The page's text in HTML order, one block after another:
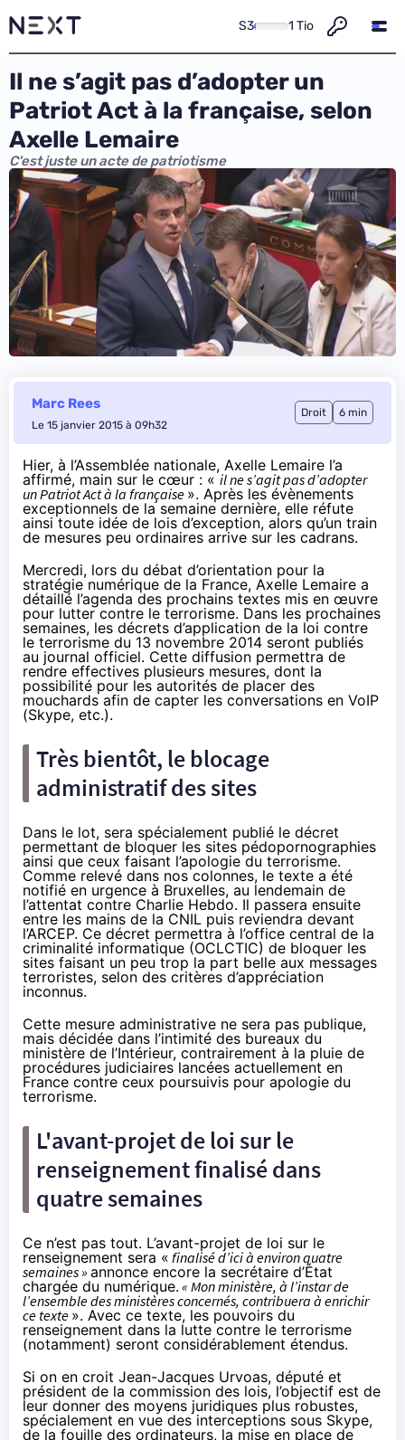
S3 1 Tio
Il ne s’agit pas d’adopter un
Patriot Act à la française, selon
Axelle Lemaire
C'est juste un acte de patriotisme
Marc Rees
Le 15 janvier 2015 à 09h32
Droit 6 min
Hier, à l’Assemblée nationale, Axelle Lemaire l’a
affirmé, main sur le cœur : «il ne s’agit pas d’adopter
un Patriot Act à la française ». Après les évènements
exceptionnels de la semaine dernière, elle réfute
ainsi toute idée de lois d’exception, alors qu’un train
de mesures peu ordinaires arrive sur les cadrans.
Mercredi, lors du débat d’orientation pour la
stratégie numérique de la France, Axelle Lemaire a
détaillé l’agenda des prochains textes mis en œuvre
pour lutter contre le terrorisme. Dans les prochaines
semaines, les décrets d’application de la loi contre
le terrorisme du 13 novembre 2014 seront publiés
au journal officiel. Cette diffusion permettra de
rendre effectives plusieurs mesures, dont la
possibilité pour les autorités de placer des
mouchards afin de capter les conversations en VoIP
(Skype, etc.).
Très bientôt, le blocage
administratif des sites
Dans le lot, sera spécialement publié le décret
permettant de bloquer les sites pédopornographies
ainsi que ceux faisant l’apologie du terrorisme.
Comme relevé dans nos colonnes, le texte a été
notifié en urgence à Bruxelles, au lendemain de
l’attentat contre Charlie Hebdo. Il passera ensuite
entre les mains de la CNIL puis reviendra devant
l’ARCEP. Ce décret permettra à l’office central de la
criminalité informatique (OCLCTIC) de bloquer les
sites faisant un peu trop la part belle aux messages
terroristes, selon des critères d’appréciation
inconnus.
Cette mesure administrative ne sera pas publique,
mais décidée dans l’intimité des bureaux du
ministère de l’Intérieur, contrairement à la pluie de
procédures judiciaires lancées actuellement en
France contre ceux poursuivis pour apologie du
terrorisme.
L'avant-projet de loi sur le
renseignement finalisé dans
quatre semaines
Ce n’est pas tout. L’avant-projet de loi sur le
renseignement sera « finalisé d’ici à environ quatre
semaines » annonce encore la secrétaire d’État
chargée du numérique. « Mon ministère, à l’instar de
l’ensemble des ministères concernés, contribuera à enrichir
ce texte ». Avec ce texte, les pouvoirs du
renseignement dans la lutte contre le terrorisme
(notamment) seront considérablement étendus.
Si on en croit Jean-Jacques Urvoas, député et
président de la commission des lois, l’objectif est de
leur donner des moyens juridiques plus robustes,
spécialement en vue des interceptions sous Skype,
de la fouille des ordinateurs, la mise en place de